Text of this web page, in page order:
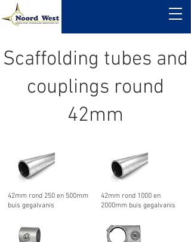
Scaffolding tubes and
couplings round
42mm
42mm rond 250 en 500mm
buis gegalvanis
42mm rond 1000 en
2000mm buis gegalvanis